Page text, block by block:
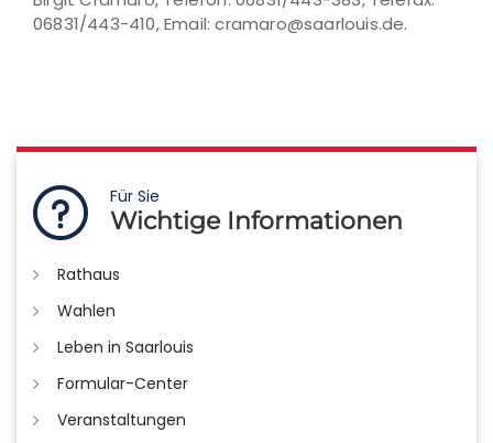
06831/443-410, Email: cramaro@saarlouis.de.
Für Sie
Wichtige Informationen
Rathaus
Wahlen
Leben in Saarlouis
Formular-Center
Veranstaltungen